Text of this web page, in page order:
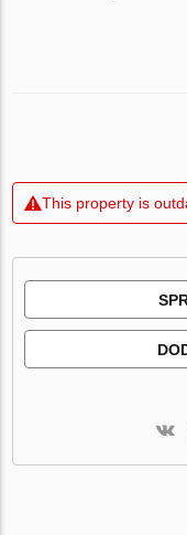
This property is